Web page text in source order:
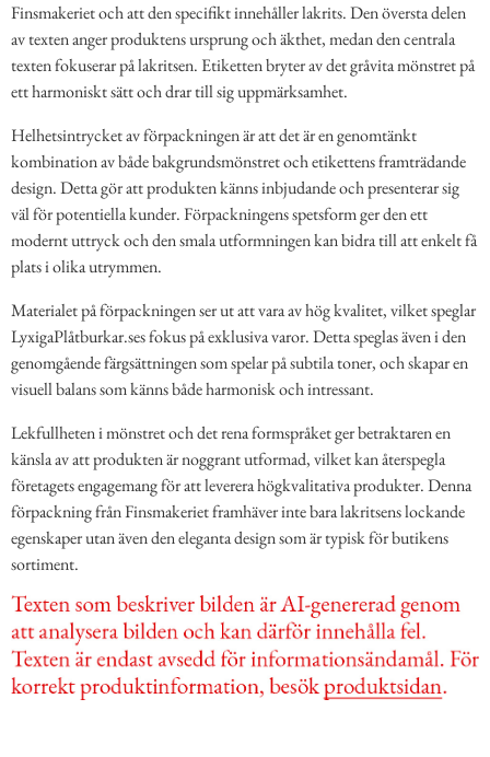
Finsmakeriet och att den specifikt innehåller lakrits. Den översta delen
av texten anger produktens ursprung och äkthet, medan den centrala
texten fokuserar på lakritsen. Etiketten bryter av det gråvita mönstret på
ett harmoniskt sätt och drar till sig uppmärksamhet.
Helhetsintrycket av förpackningen är att det är en genomtänkt
kombination av både bakgrundsmönstret och etikettens framträdande
design. Detta gör att produkten känns inbjudande och presenterar sig
väl för potentiella kunder. Förpackningens spetsform ger den ett
modernt uttryck och den smala utformningen kan bidra till att enkelt få
plats i olika utrymmen.
Materialet på förpackningen ser ut att vara av hög kvalitet, vilket speglar
LyxigaPlåtburkar.ses fokus på exklusiva varor. Detta speglas även i den
genomgående färgsättningen som spelar på subtila toner, och skapar en
visuell balans som känns både harmonisk och intressant.
Lekfullheten i mönstret och det rena formspråket ger betraktaren en
känsla av att produkten är noggrant utformad, vilket kan återspegla
företagets engagemang för att leverera högkvalitativa produkter. Denna
förpackning från Finsmakeriet framhäver inte bara lakritsens lockande
egenskaper utan även den eleganta design som är typisk för butikens
sortiment.